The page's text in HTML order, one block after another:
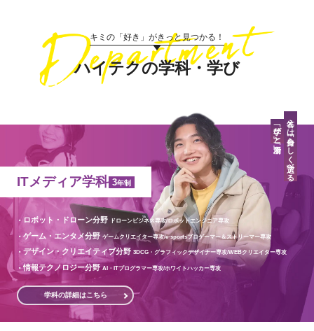
キミの「好き」がきっと見つかる！
ハイテクの学科・学び
ITメディア学科 3年制
ロボット・ドローン分野 ドローンビジネス専攻/ロボットエンジニア専攻
ゲーム・エンタメ分野ゲームクリエイター専攻/e-sportsプロゲーマー＆ストリーマー専攻
デザイン・クリエイティブ分野3DCG・グラフィックデザイナー専攻/WEBクリエイター専攻
情報テクノロジー分野AI・ITプログラマー専攻/ホワイトハッカー専攻
学科の詳細はこちら
答えは「自分らしく」選べる
「学び」と「場所」